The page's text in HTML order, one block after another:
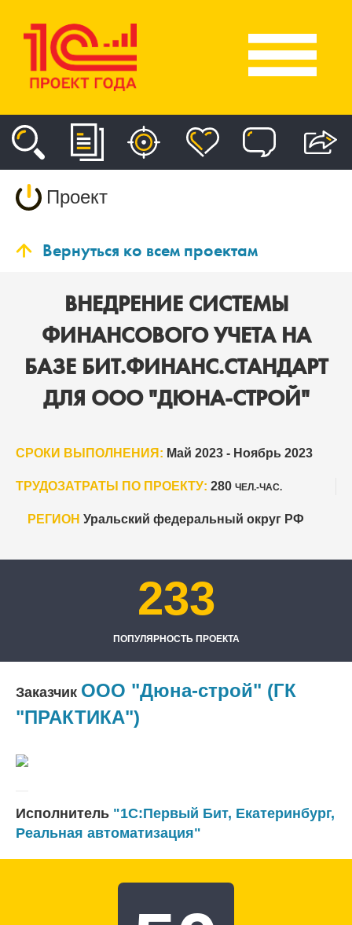
Проект
Вернуться ко всем проектам
ВНЕДРЕНИЕ СИСТЕМЫ
ФИНАНСОВОГО УЧЕТА НА
БАЗЕ БИТ.ФИНАНС.СТАНДАРТ
ДЛЯ ООО "ДЮНА-СТРОЙ"
СРОКИ ВЫПОЛНЕНИЯ: Май 2023 - Ноябрь 2023
ТРУДОЗАТРАТЫ ПО ПРОЕКТУ: 280 ЧЕЛ.-ЧАС.
РЕГИОН Уральский федеральный округ РФ
233
ПОПУЛЯРНОСТЬ ПРОЕКТА
Заказчик ООО "Дюна-строй" (ГК
"ПРАКТИКА")
Исполнитель "1С:Первый Бит, Екатеринбург,
Реальная автоматизация"